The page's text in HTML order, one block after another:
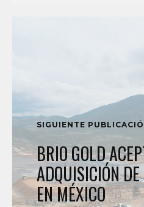
SIGUIENTE
BRIO GOLD
ADQUISICIÓN
EN MÉXICO